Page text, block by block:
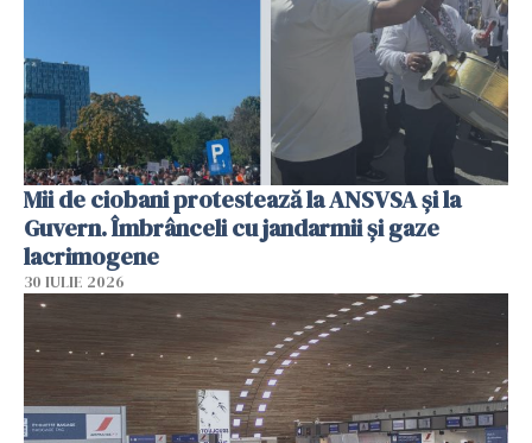
Mii de ciobani protestează la ANSVSA și la
Guvern. Îmbrânceli cu jandarmii și gaze
lacrimogene
30 IULIE 2026